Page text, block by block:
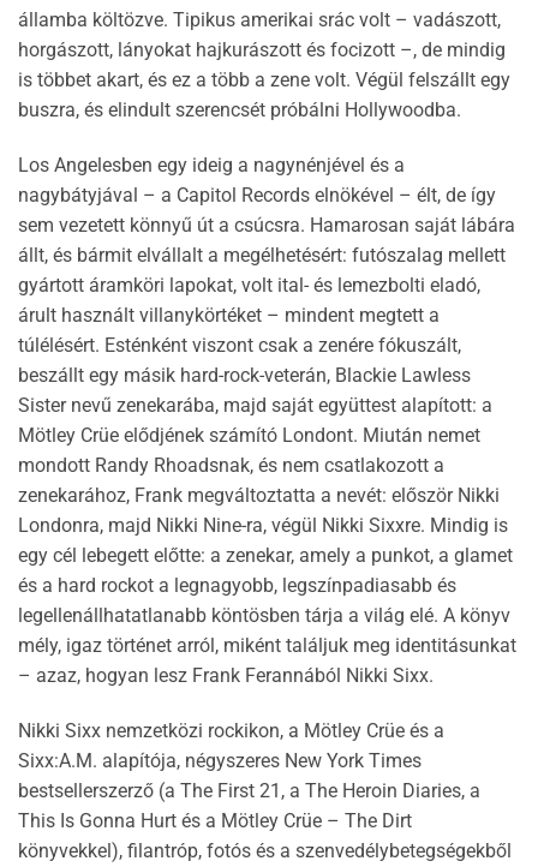
államba költözve. Tipikus amerikai srác volt – vadászott,
horgászott, lányokat hajkurászott és focizott –, de mindig
is többet akart, és ez a több a zene volt. Végül felszállt egy
buszra, és elindult szerencsét próbálni Hollywoodba.
Los Angelesben egy ideig a nagynénjével és a
nagybátyjával – a Capitol Records elnökével – élt, de így
sem vezetett könnyű út a csúcsra. Hamarosan saját lábára
állt, és bármit elvállalt a megélhetésért: futószalag mellett
gyártott áramköri lapokat, volt ital- és lemezbolti eladó,
árult használt villanykörtéket – mindent megtett a
túlélésért. Esténként viszont csak a zenére fókuszált,
beszállt egy másik hard-rock-veterán, Blackie Lawless
Sister nevű zenekarába, majd saját együttest alapított: a
Mötley Crüe elődjének számító Londont. Miután nemet
mondott Randy Rhoadsnak, és nem csatlakozott a
zenekarához, Frank megváltoztatta a nevét: először Nikki
Londonra, majd Nikki Nine-ra, végül Nikki Sixxre. Mindig is
egy cél lebegett előtte: a zenekar, amely a punkot, a glamet
és a hard rockot a legnagyobb, legszínpadiasabb és
legellenállhatatlanabb köntösben tárja a világ elé. A könyv
mély, igaz történet arról, miként találjuk meg identitásunkat
– azaz, hogyan lesz Frank Ferannából Nikki Sixx.
Nikki Sixx nemzetközi rockikon, a Mötley Crüe és a
Sixx:A.M. alapítója, négyszeres New York Times
bestsellerszerző (a The First 21, a The Heroin Diaries, a
This Is Gonna Hurt és a Mötley Crüe – The Dirt
könyvekkel), filantróp, fotós és a szenvedélybetegségekből